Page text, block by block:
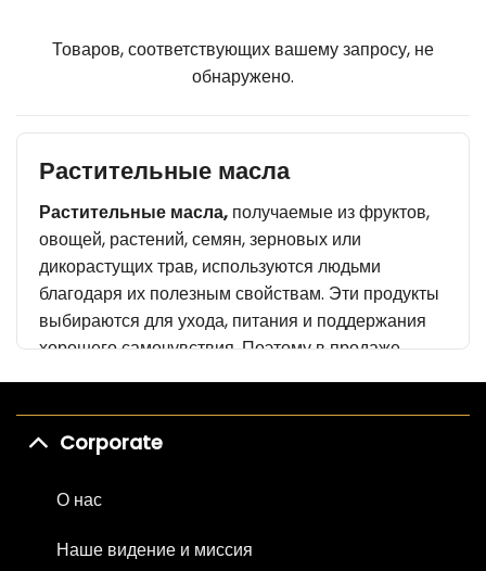
Товаров, соответствующих вашему запросу, не
обнаружено.
Растительные масла
Растительные масла, получаемые из фруктов,
овощей, растений, семян, зерновых или
дикорастущих трав, используются людьми
благодаря их полезным свойствам. Эти продукты
выбираются для ухода, питания и поддержания
хорошего самочувствия. Поэтому в продаже
витаминами и минералами, эти масла
способствуют здоровью кожи.
Масла, используемые для ухода за
кожей
Corporate
О нас
Наше видение и миссия